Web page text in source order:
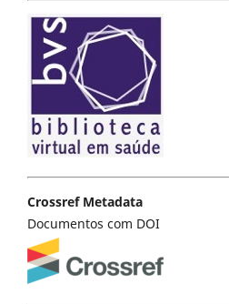
Crossref Metadata
Documentos com DOI